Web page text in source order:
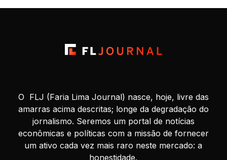
O FLJ (Faria Lima Journal) nasce, hoje, livre das
amarras acima descritas; longe da degradação do
jornalismo. Seremos um portal de notícias
econômicas e políticas com a missão de fornecer
um ativo cada vez mais raro neste mercado: a
honestidade.